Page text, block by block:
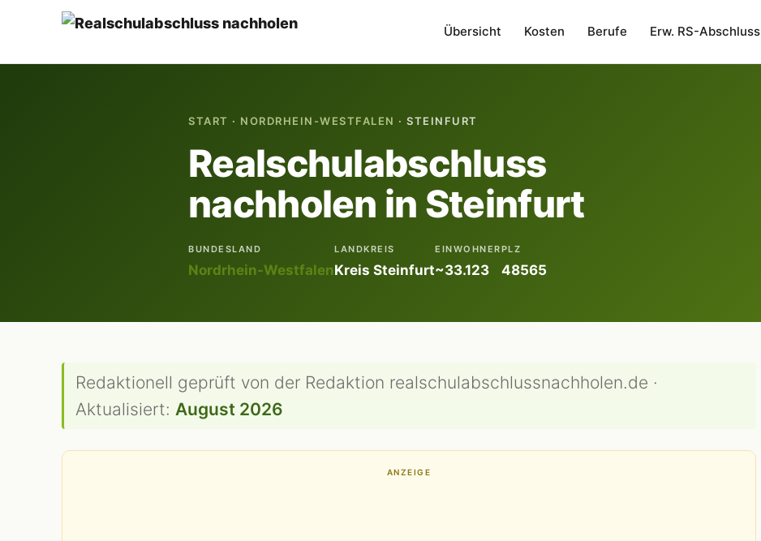
Übersicht Kosten Berufe Erw. RS-Abschluss
START · NORDRHEIN-WESTFALEN · STEINFURT
Realschulabschluss
nachholen in Steinfurt
BUNDESLAND
Nordrhein-Westfalen
LANDKREIS
Kreis Steinfurt
EINWOHNER
~33.123
PLZ
48565
Redaktionell geprüft von der Redaktion realschulabschlussnachholen.de ·
Aktualisiert: August 2026
ANZEIGE